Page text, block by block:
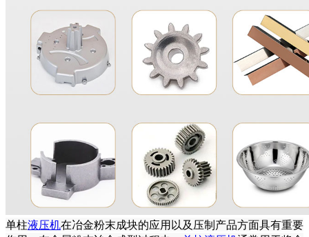
单柱液压机在冶金粉末成块的应用以及压制产品方面具有重要